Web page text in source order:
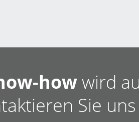
howwird
Sie uns